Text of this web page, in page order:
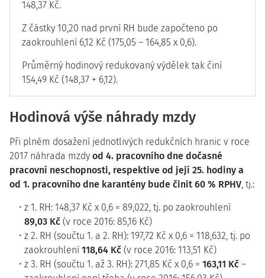
148,37 Kč.
Z částky 10,20 nad první RH bude započteno po
zaokrouhlení 6,12 Kč (175,05 – 164,85 x 0,6).
Průměrný hodinový redukovaný výdělek tak činí
154,49 Kč (148,37 + 6,12).
Hodinová výše náhrady mzdy
Při plném dosažení jednotlivých redukčních hranic v roce
2017 náhrada mzdy od 4. pracovního dne dočasné
pracovní neschopnosti, respektive od její 25. hodiny a
od 1. pracovního dne karantény bude činit 60 % RPHV, tj.:
z 1. RH: 148,37 Kč x 0,6 = 89,022, tj. po zaokrouhlení
89,03 Kč (v roce 2016: 85,16 Kč)
z 2. RH (součtu 1. a 2. RH): 197,72 Kč x 0,6 = 118,632, tj. po
zaokrouhlení 118,64 Kč (v roce 2016: 113,51 Kč)
z 3. RH (součtu 1. až 3. RH): 271,85 Kč x 0,6 = 163,11 Kč –